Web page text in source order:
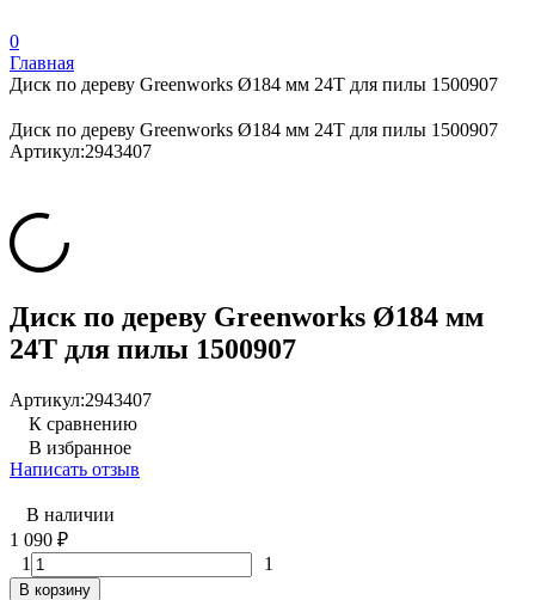
0
Главная
Диск по дереву Greenworks Ø184 мм 24T для пилы 1500907
Диск по дереву Greenworks Ø184 мм 24T для пилы 1500907
Артикул:2943407
Диск по дереву Greenworks Ø184 мм
24T для пилы 1500907
Артикул:2943407
К сравнению
В избранное
Написать отзыв
В наличии
1 090 ₽
1
1
В корзину